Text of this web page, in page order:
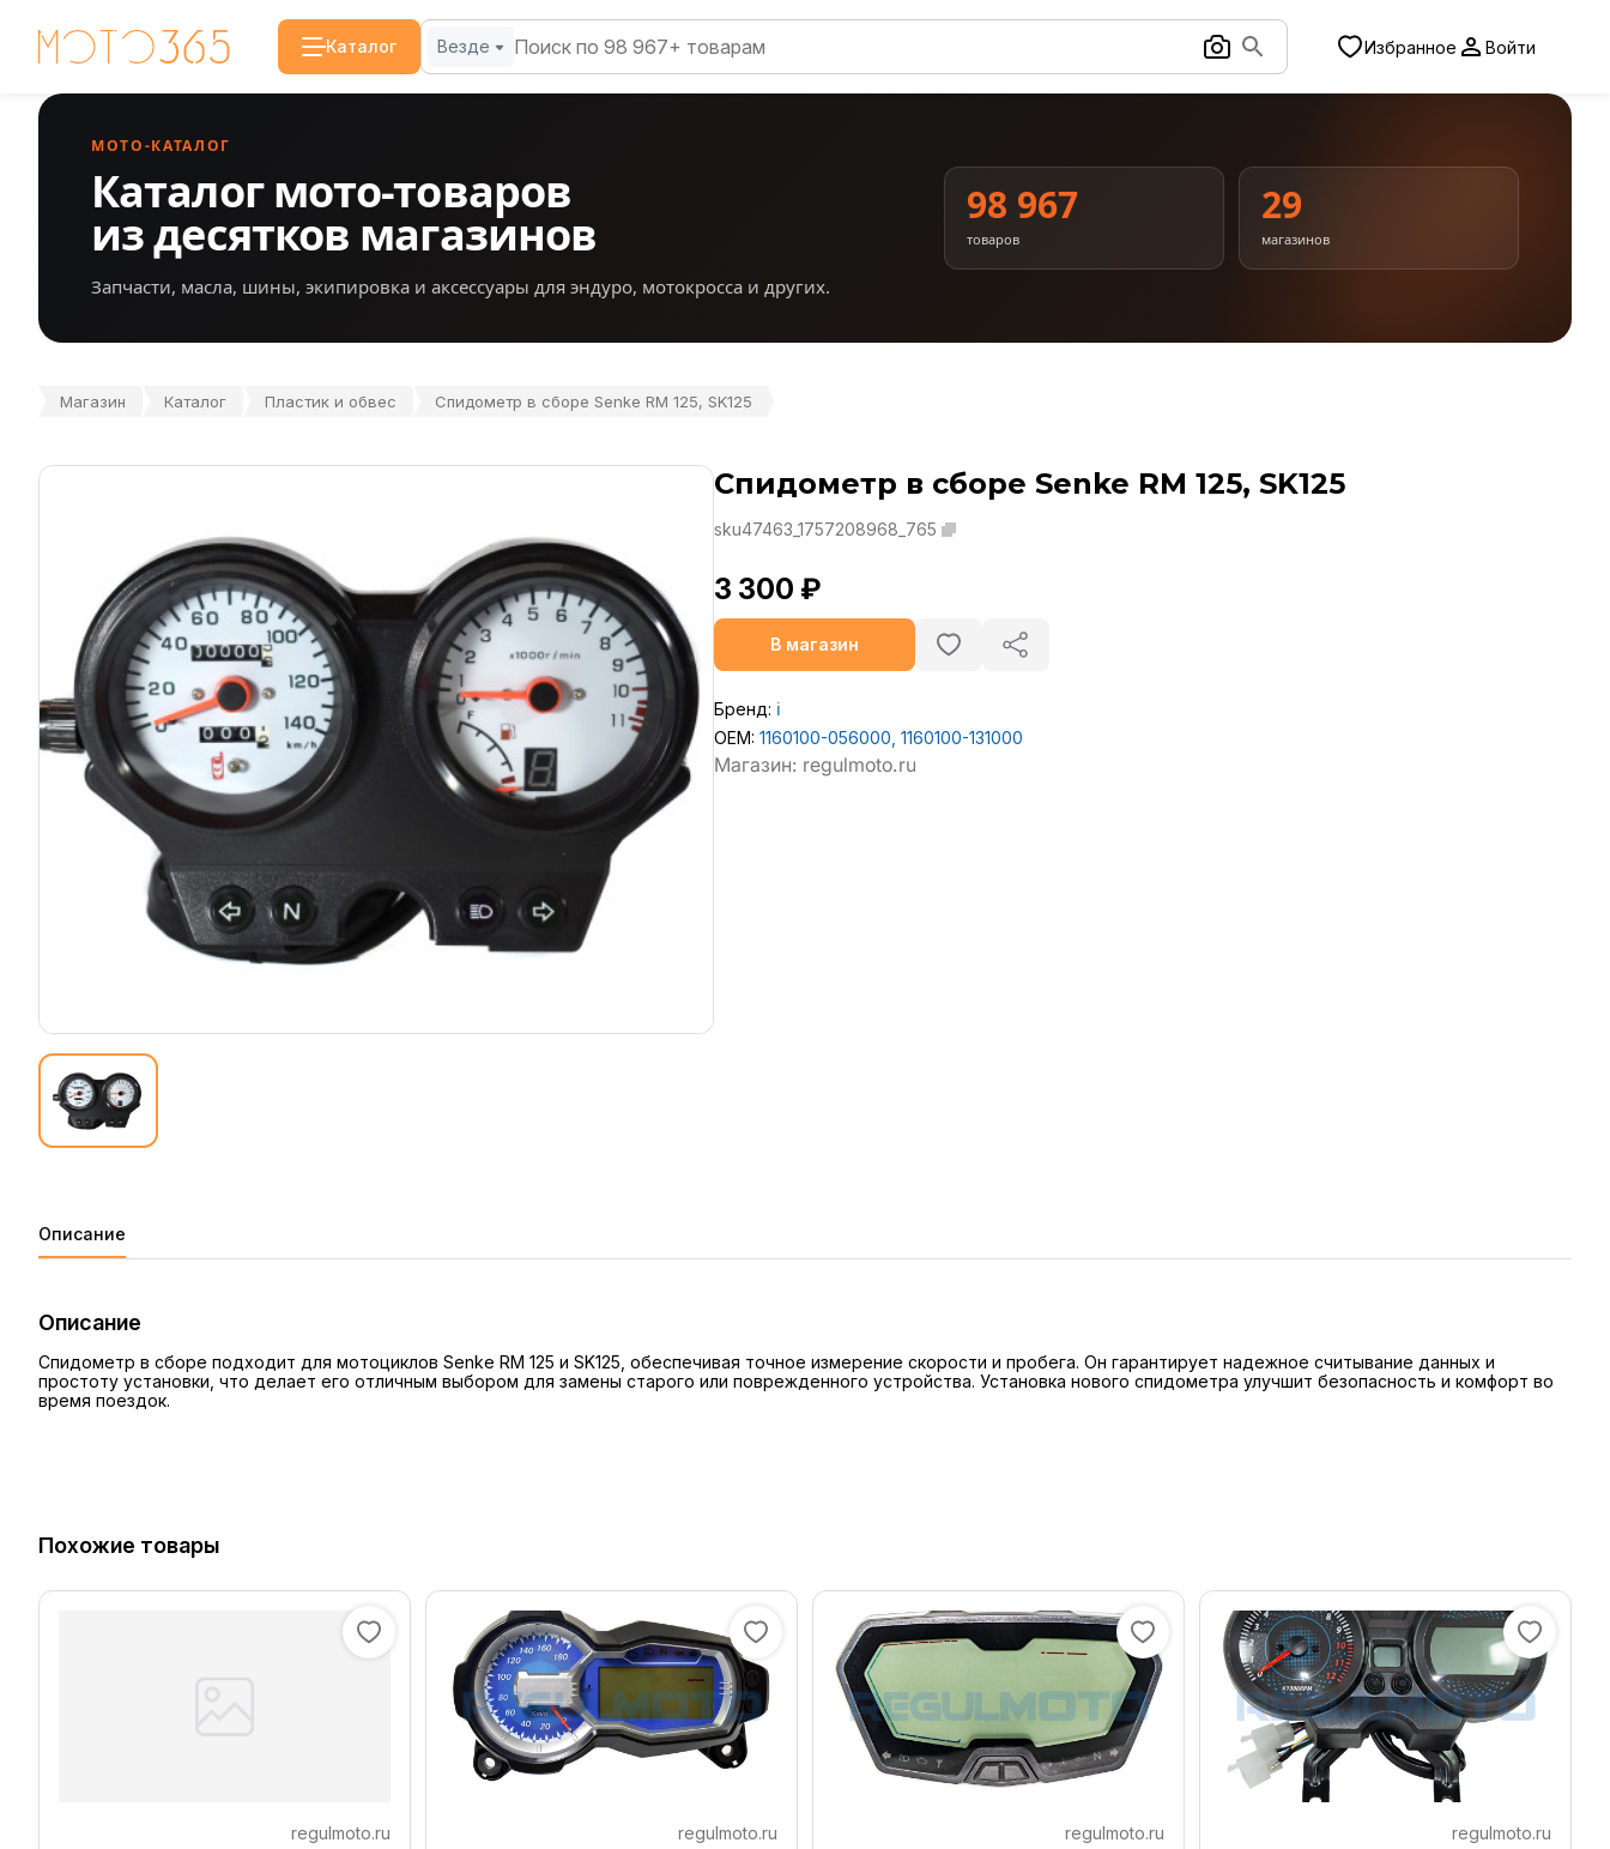
Каталог Везде Избранное Войти
МОТО-КАТАЛОГ
Каталог мото-товаров
из десятков магазинов
Запчасти, масла, шины, экипировка и аксессуары для эндуро, мотокросса и других.
98 967
товаров
29
магазинов
Магазин Каталог Пластик и обвес Спидометр в сборе Senke RM 125, SK125
Спидометр в сборе Senke RM 125, SK125
sku47463_1757208968_765
3 300 ₽
В магазин
Бренд: ℹ️
OEM: 1160100-056000, 1160100-131000
Описание
Описание
Спидометр в сборе подходит для мотоциклов Senke RM 125 и SK125, обеспечивая точное измерение скорости и пробега. Он гарантирует надежное считывание данных и
простоту установки, что делает его отличным выбором для замены старого или поврежденного устройства. Установка нового спидометра улучшит безопасность и комфорт во
время поездок.
Похожие товары
regulmoto.ru regulmoto.ru regulmoto.ru regulmoto.ru